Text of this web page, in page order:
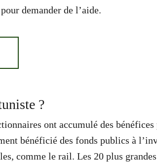
demander de l’aide.
?
ont accumulé des bénéfices
bénéficié des fonds publics à
comme le rail. Les 20 plus